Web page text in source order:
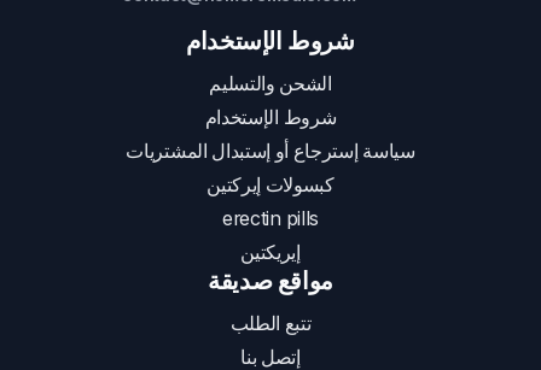
شروط الإستخدام
الشحن والتسليم
شروط الإستخدام
سياسة إسترجاع أو إستبدال المشتريات
كبسولات إيركتين
erectin pills
إيريكتين
مواقع صديقة
تتبع الطلب
إتصل بنا